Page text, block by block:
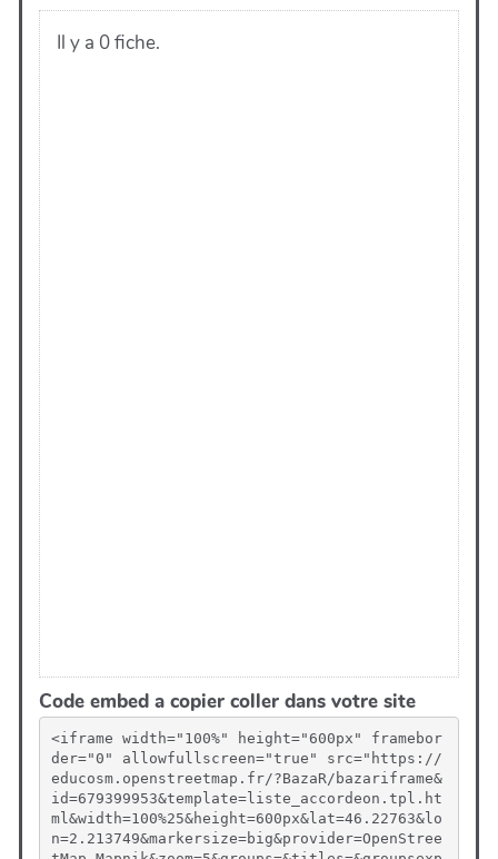
Code embed a copier coller dans votre site
<iframe width="100%" height="600px" framebor
der="0" allowfullscreen="true" src="https://
educosm.openstreetmap.fr/?BazaR/bazariframe&
id=679399953&template=liste_accordeon.tpl.ht
ml&width=100%25&height=600px&lat=46.22763&lo
n=2.213749&markersize=big&provider=OpenStree